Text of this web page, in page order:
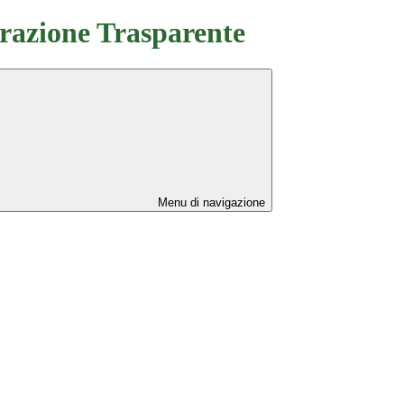
Trasparente
Menu di navigazione